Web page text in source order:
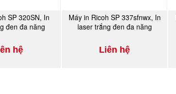
SP 320SN, In
đen đa năng
hệ
MUA NGAY
Máy in Ricoh SP 337sfnwx, In
laser trắng đen đa năng
Liên hệ
MUA NGAY